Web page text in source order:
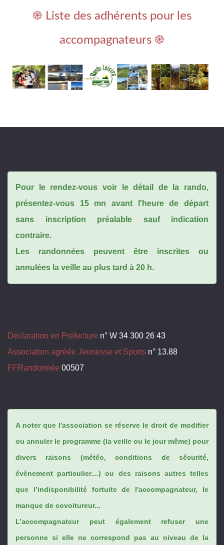
֎ Liste des adhérents pour les
accompagnateurs ֎
Pour le rendez-vous voir le détail de la rando,
présentez-vous 15 mn avant l'heure de départ
sans inscription préalable sauf indication
contraire.
Les randonnées peuvent être inscrites ou
annulées la veille au plus tard à 20 h.
Déclaration en Préfecture n° W 34 300 26 43
Association agréée Jeunesse et Sports n° 13.88
FFRandonnée 00507
A noter que l'association se réserve le droit de modifier
ou annuler le programme (la veille ou le jour même) pour
divers raisons (météo, conditions de sécurité,
évènement particulier…) ou des raisons autres telles
que l’indisponibilité fortuite de l'accompagnateur, le
manque de covoitureur...
L’accompagnateur peut également refuser une
personne si elle ne correspond pas au niveau de la